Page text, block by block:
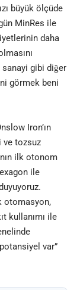
büyük ölçüde
MinRes ile
daha
sanayi gibi diğer
görmek beni
Iron’ın
ve tozsuz
ilk otonom
ile
otomasyon,
kullanımı ile
var”